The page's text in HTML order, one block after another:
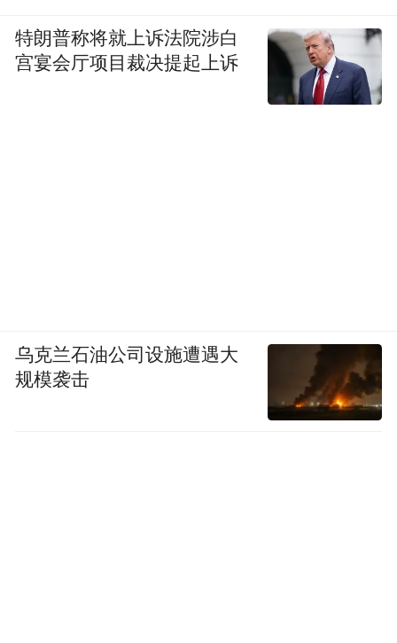
特朗普称将就上诉法院涉白
宫宴会厅项目裁决提起上诉
乌克兰石油公司设施遭遇大
规模袭击